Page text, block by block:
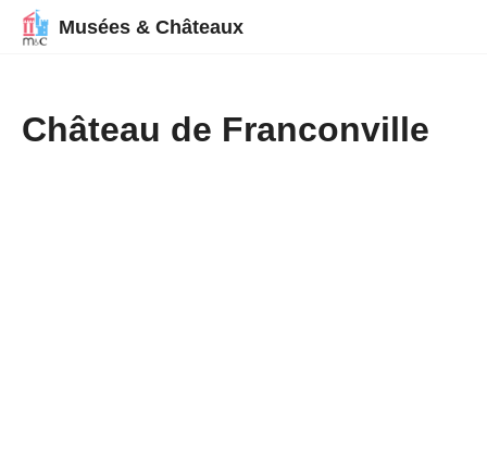
Musées & Châteaux
Château de Franconville